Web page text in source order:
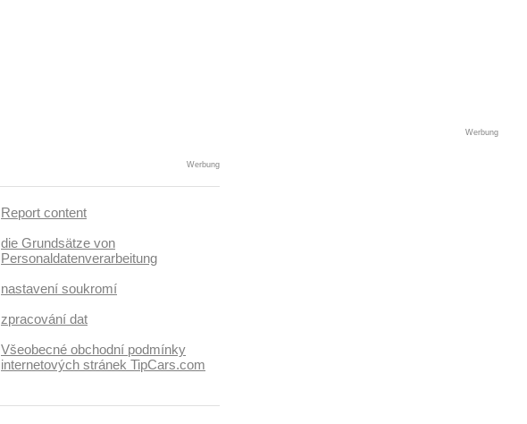
Werbung
Werbung
Report content
die Grundsätze von
Personaldatenverarbeitung
nastavení soukromí
zpracování dat
Všeobecné obchodní podmínky
internetových stránek TipCars.com